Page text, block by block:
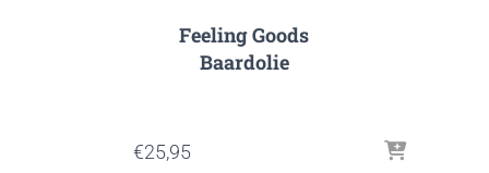
Feeling Goods
Baardolie
€25,95